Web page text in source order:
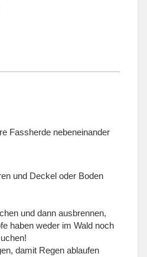
Fassherde nebeneinander
und Deckel oder Boden
und dann ausbrennen,
haben weder im Wald noch
damit Regen ablaufen